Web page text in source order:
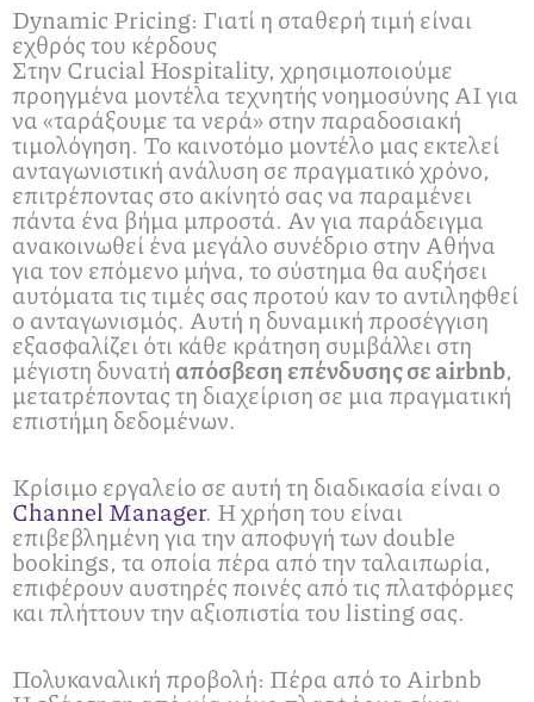
Dynamic Pricing: Γιατί η σταθερή τιμή είναι
εχθρός του κέρδους
Στην Crucial Hospitality, χρησιμοποιούμε
προηγμένα μοντέλα τεχνητής νοημοσύνης ΑΙ για
να «ταράξουμε τα νερά» στην παραδοσιακή
τιμολόγηση. Το καινοτόμο μοντέλο μας εκτελεί
ανταγωνιστική ανάλυση σε πραγματικό χρόνο,
επιτρέποντας στο ακίνητό σας να παραμένει
πάντα ένα βήμα μπροστά. Αν για παράδειγμα
ανακοινωθεί ένα μεγάλο συνέδριο στην Αθήνα
για τον επόμενο μήνα, το σύστημα θα αυξήσει
αυτόματα τις τιμές σας προτού καν το αντιληφθεί
ο ανταγωνισμός. Αυτή η δυναμική προσέγγιση
εξασφαλίζει ότι κάθε κράτηση συμβάλλει στη
μέγιστη δυνατή απόσβεση επένδυσης σε airbnb,
μετατρέποντας τη διαχείριση σε μια πραγματική
επιστήμη δεδομένων.
Κρίσιμο εργαλείο σε αυτή τη διαδικασία είναι ο
Channel Manager. Η χρήση του είναι
επιβεβλημένη για την αποφυγή των double
bookings, τα οποία πέρα από την ταλαιπωρία,
επιφέρουν αυστηρές ποινές από τις πλατφόρμες
και πλήττουν την αξιοπιστία του listing σας.
Πολυκαναλική προβολή: Πέρα από το Airbnb